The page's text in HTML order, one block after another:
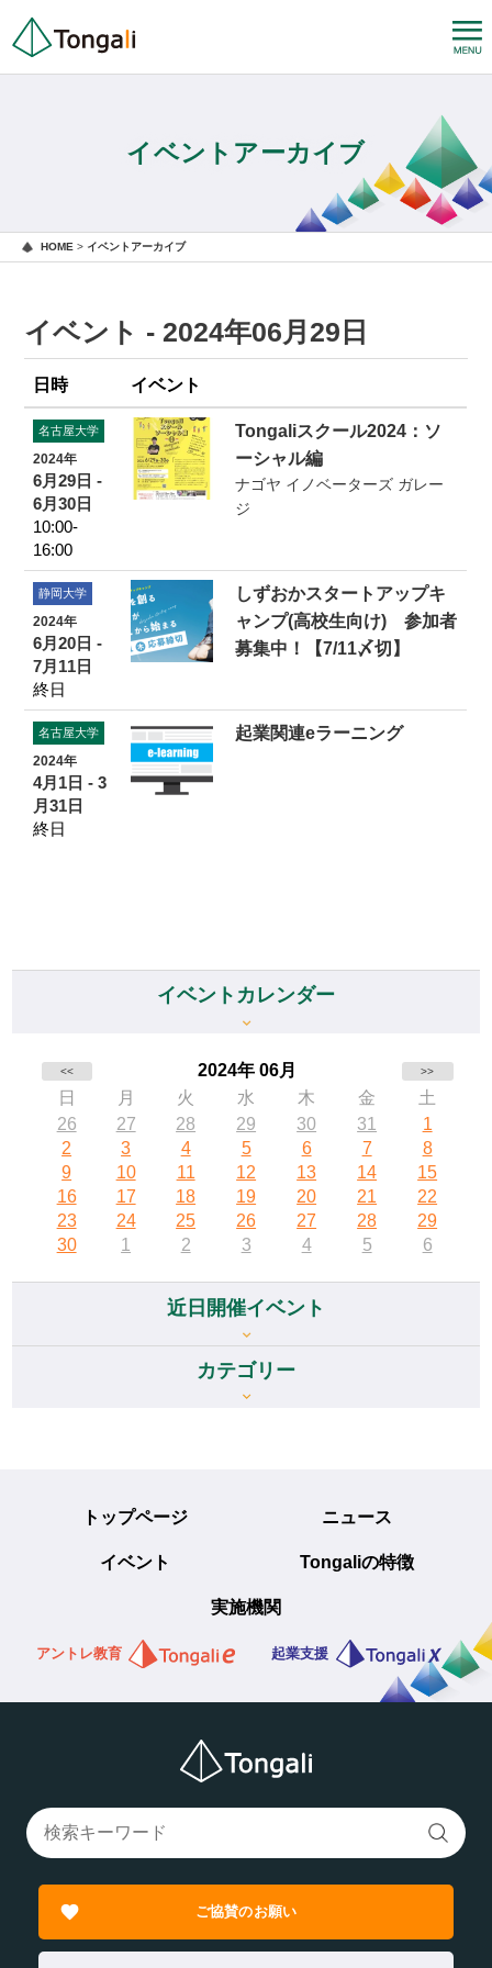
イベントアーカイブ
HOME > イベントアーカイブ
イベント - 2024年06月29日
日時 イベント
名古屋大学
2024年
6月29日 -
6月30日
10:00-
16:00
Tongaliスクール2024：ソ
ーシャル編
ナゴヤ イノベーターズ ガレー
ジ
静岡大学
2024年
6月20日 -
7月11日
終日
しずおかスタートアップキ
ャンプ(高校生向け) 参加者
募集中！【7/11〆切】
名古屋大学
2024年
4月1日 - 3
月31日
終日
起業関連eラーニング
イベントカレンダー
<< 2024年 06月 >>
日 月 火 水 木 金
土
26
27 28 29 30 31
1
2
3 4 5 6 7
8
9
10 11 12 13 14
15
16
17 18 19 20 21
22
23
24 25 26 27 28
29
30
1 2 3 4 5 6
近日開催イベント
カテゴリー
トップページ ニュース
イベント Tongaliの特徴
実施機関
アントレ教育 起業支援
ご協賛のお願い